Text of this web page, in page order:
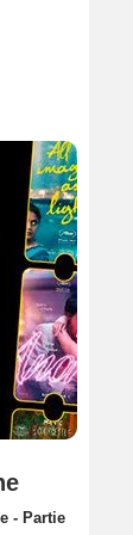
- Partie